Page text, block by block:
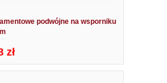
podwójne na wsporniku
zł